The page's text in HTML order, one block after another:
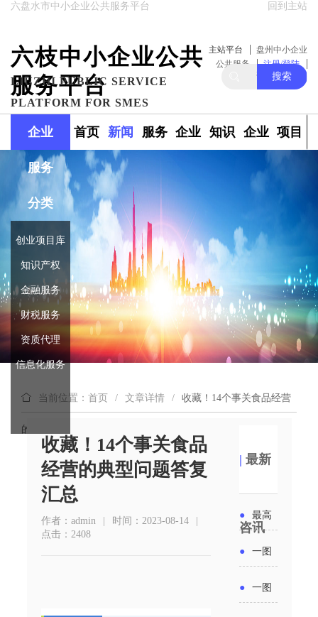
回到主站
六盘水市中小企业公共服务平台
六枝中小企业公共
服务平台
LIUZHI PUBLIC SERVICE
PLATFORM FOR SMES
主站平台
盘州中小企业
公共服务
注册/登陆
关注我们
搜索
企业
服务
分类
创业项目库
知识产权
金融服务
财税服务
资质代理
信息化服务
首页 新闻
政策
服务 企业 知识 企业
库
项目
当前位置：首页 / 文章详情 / 收藏！14个事关食品经营
的典型问题答复汇总
收藏！14个事关食品
经营的典型问题答复
汇总
作者：admin | 时间：2023-08-14
|
点击：2408
|最新
咨讯
● 最高
元！贵
● 一图
● 一图